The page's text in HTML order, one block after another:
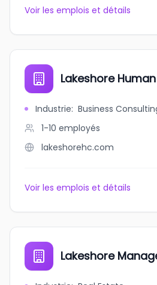
Voir les emplois et détails
Lakeshore
Industrie: Business
1-10 employés
lakeshorehc.com
Voir les emplois et détails
Lakeshore